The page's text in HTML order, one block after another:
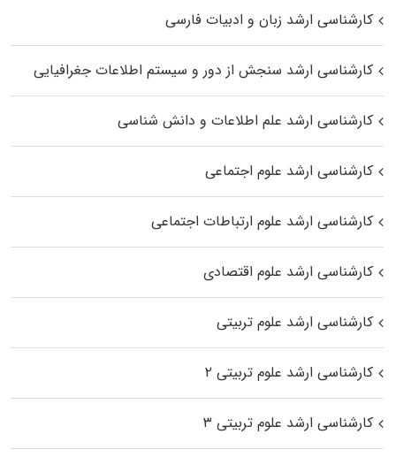
کارشناسی ارشد زبان و ادبیات فارسی
کارشناسی ارشد سنجش از دور و سیستم اطلاعات جغرافیایی
کارشناسی ارشد علم اطلاعات و دانش شناسی
کارشناسی ارشد علوم اجتماعی
کارشناسی ارشد علوم ارتباطات اجتماعی
کارشناسی ارشد علوم اقتصادی
کارشناسی ارشد علوم تربیتی
کارشناسی ارشد علوم تربیتی ۲
کارشناسی ارشد علوم تربیتی ۳